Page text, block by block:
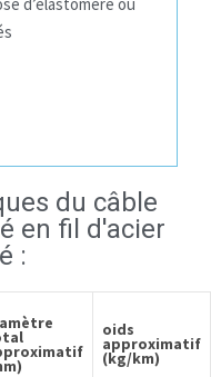
d’élastomère ou
du câble
en fil d'acier
:
oids
approximatif
(kg/km)